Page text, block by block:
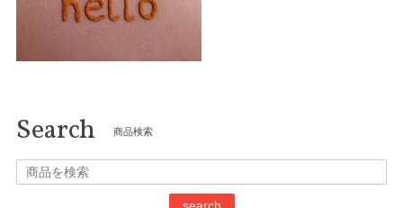
Search 商品検索